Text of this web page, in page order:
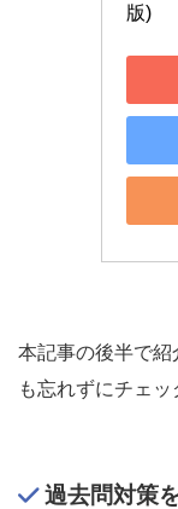
版)
本記事の後半で紹
も忘れずにチェッ
過去問対策